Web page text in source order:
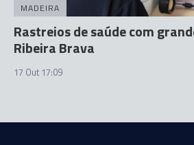
MADEIRA
Rastreios de saúde com
Ribeira Brava
17 Out 17:09